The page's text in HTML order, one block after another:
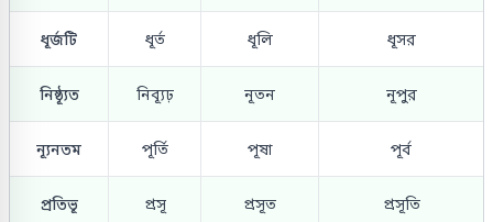
ধূর্জটি ধূর্ত ধূলি ধূসর
নিষ্ঠ্যূত নিব্যূঢ় নূতন নূপুর
ন্যূনতম পূর্তি পূষা পূর্ব
প্রতিভূ প্রসূ প্রসূত প্রসূতি